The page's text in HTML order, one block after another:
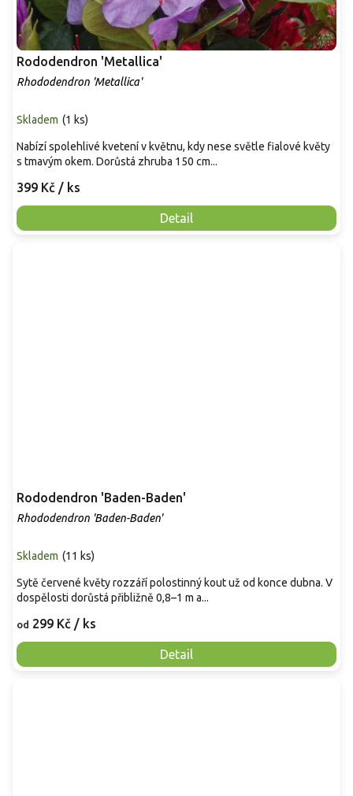
Rododendron 'Metallica'
Rhododendron 'Metallica'
Skladem (1 ks)
399 Kč / ks
Detail
Nabízí spolehlivé kvetení v květnu, kdy nese světle fialové květy
s tmavým okem. Dorůstá zhruba 150 cm...
Rododendron 'Baden-Baden'
Rhododendron 'Baden-Baden'
Skladem (11 ks)
od 299 Kč / ks
Detail
Sytě červené květy rozzáří polostinný kout už od konce dubna. V
dospělosti dorůstá přibližně 0,8–1 m a...